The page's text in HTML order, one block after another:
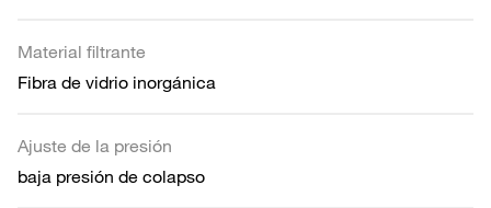
Material filtrante
Fibra de vidrio inorgánica
Ajuste de la presión
baja presión de colapso